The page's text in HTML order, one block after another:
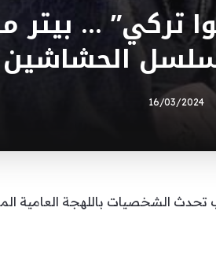
تركي” …
الحشاشين
16/03/2024
الشخصيات باللهجة العامية